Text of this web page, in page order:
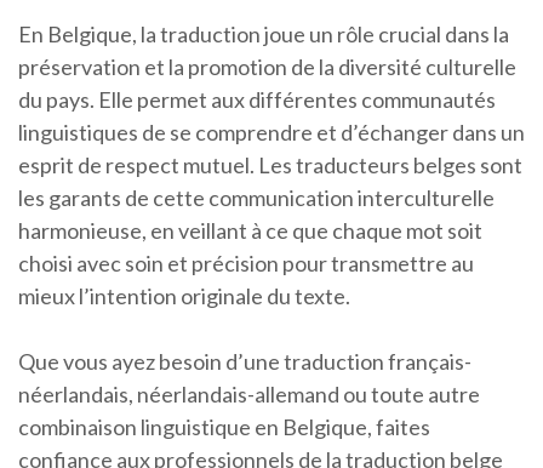
En Belgique, la traduction joue un rôle crucial dans la
préservation et la promotion de la diversité culturelle
du pays. Elle permet aux différentes communautés
linguistiques de se comprendre et d’échanger dans un
esprit de respect mutuel. Les traducteurs belges sont
les garants de cette communication interculturelle
harmonieuse, en veillant à ce que chaque mot soit
choisi avec soin et précision pour transmettre au
mieux l’intention originale du texte.
Que vous ayez besoin d’une traduction français-
néerlandais, néerlandais-allemand ou toute autre
combinaison linguistique en Belgique, faites
confiance aux professionnels de la traduction belge